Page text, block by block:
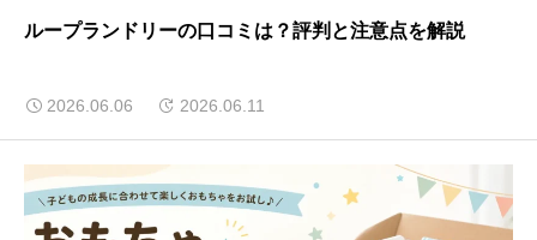
ループランドリーの口コミは？評判と注意点を解説
2026.06.06 2026.06.11